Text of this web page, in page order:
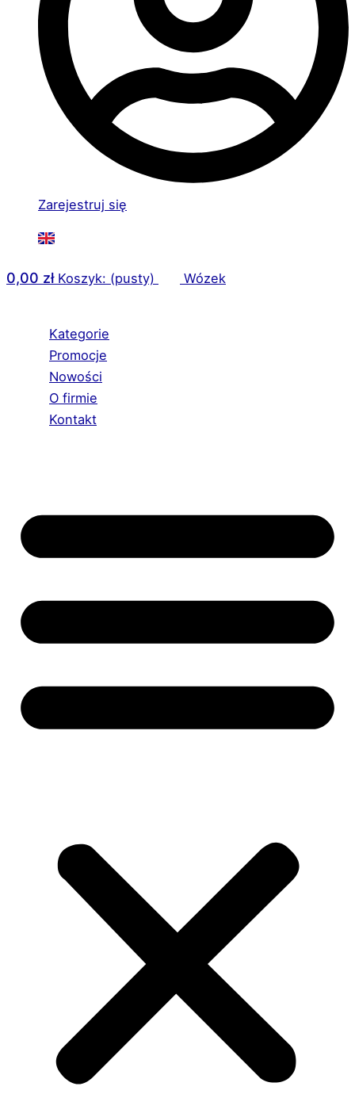
Zarejestruj się
0,00 zł Koszyk: (pusty) Wózek
Kategorie
Promocje
Nowości
O firmie
Kontakt